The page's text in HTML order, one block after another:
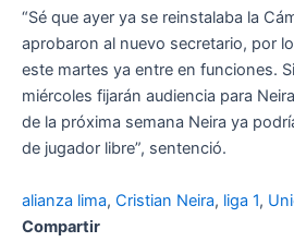
“Sé que ayer ya se reinstalaba la
aprobaron al nuevo secretario, por
este martes ya entre en funciones.
miércoles fijarán audiencia para
de la próxima semana Neira ya
de jugador libre”, sentenció.
alianza lima, Cristian Neira, liga 1,
Compartir